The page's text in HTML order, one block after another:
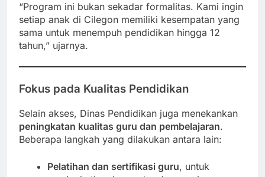
“Program ini bukan sekadar formalitas. Kami ingin
setiap anak di Cilegon memiliki kesempatan yang
sama untuk menempuh pendidikan hingga 12
tahun,” ujarnya.
Fokus pada Kualitas Pendidikan
Selain akses, Dinas Pendidikan juga menekankan
peningkatan kualitas guru dan pembelajaran.
Beberapa langkah yang dilakukan antara lain:
Pelatihan dan sertifikasi guru, untuk